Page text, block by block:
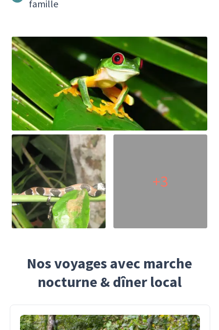
famille
+3
Nos voyages avec marche
nocturne & dîner local